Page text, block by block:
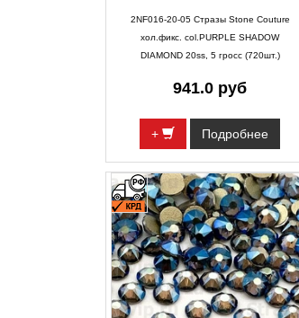
2NF016-20-05 Стразы Stone Couture
хол.фикс. col.PURPLE SHADOW
DIAMOND 20ss, 5 гросс (720шт.)
941.0 руб
+ Подробнее